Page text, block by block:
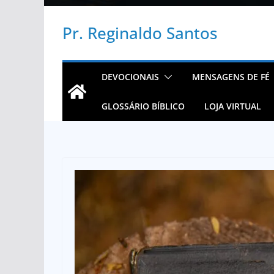
Pr. Reginaldo Santos
DEVOCIONAIS MENSAGENS DE FÉ
GLOSSÁRIO BÍBLICO LOJA VIRTUAL